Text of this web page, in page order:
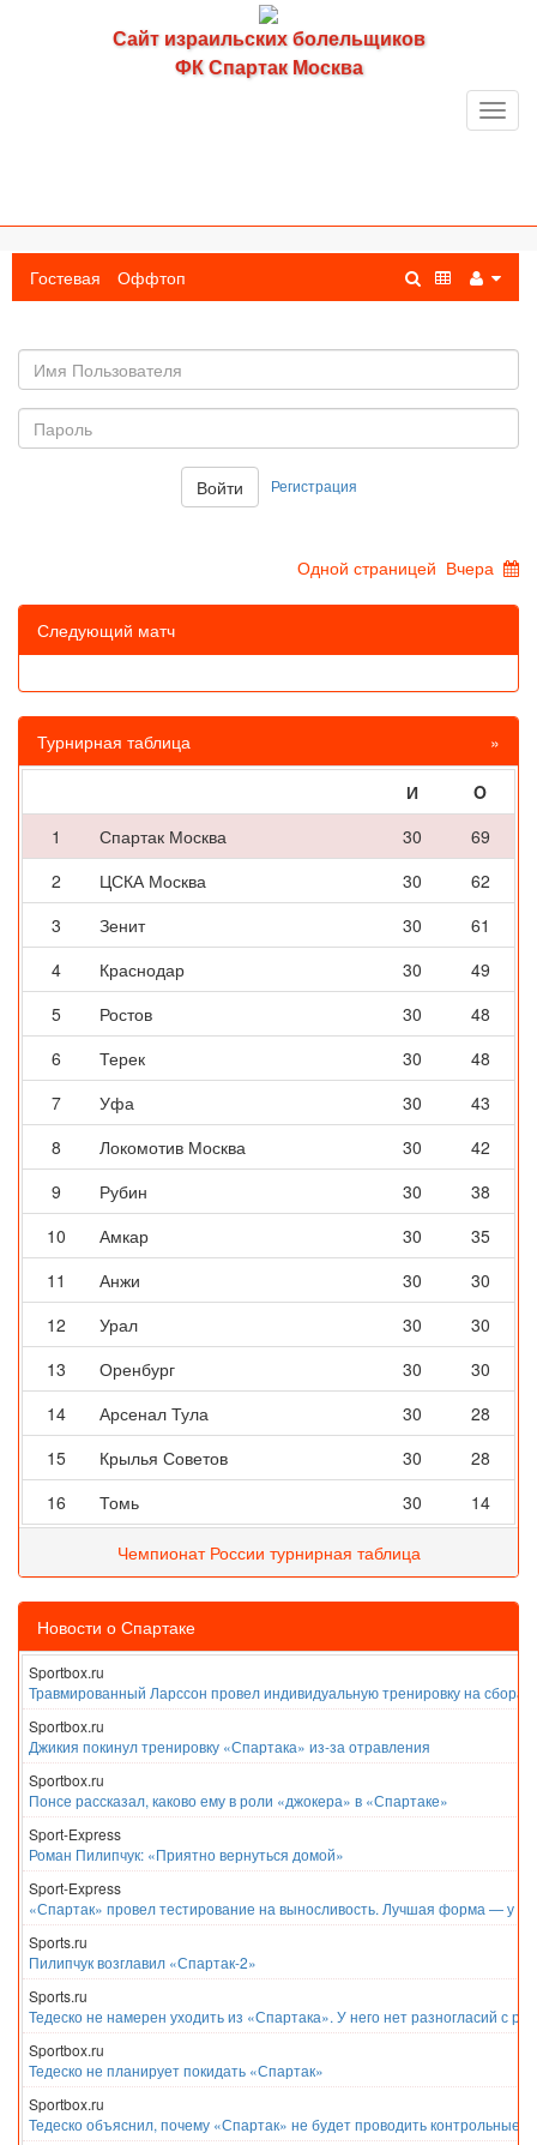
Сайт израильских болельщиков
ФК Спартак Москва
Гостевая Оффтоп
пользователя
Войти Регистрация
Одной страницей Вчера
Следующий матч
Турнирная таблица »
И
O
1
Спартак Москва 30
69
2
ЦСКА Москва 30
62
3
Зенит 30
61
4
Краснодар 30
49
5
Ростов 30
48
6
Терек 30
48
7
Уфа 30
43
8
Локомотив Москва 30
42
9
Рубин 30
38
10
Амкар 30
35
11
Анжи 30
30
12
Урал 30
30
13
Оренбург 30
30
14
Арсенал Тула 30
28
15
Крылья Советов 30
28
16
Томь 30 14
Чемпионат России турнирная таблица
Новости о Спартаке
Sportbox.ru
Травмированный Ларссон провел индивидуальную тренировку на
Sportbox.ru
Джикия покинул тренировку «Спартака» из-за отравления
Sportbox.ru
Понсе рассказал, каково ему в роли «джокера» в «Спартаке»
Sport-Express
Роман Пилипчук: «Приятно вернуться домой»
Sport-Express
«Спартак» провел тестирование на выносливость. Лучшая форма — у
Sports.ru
Пилипчук возглавил «Спартак-2»
Sports.ru
Тедеско не намерен уходить из «Спартака». У него нет разногласий с
Sportbox.ru
Тедеско не планирует покидать «Спартак»
Sportbox.ru
Тедеско объяснил, почему «Спартак» не будет проводить контрольные